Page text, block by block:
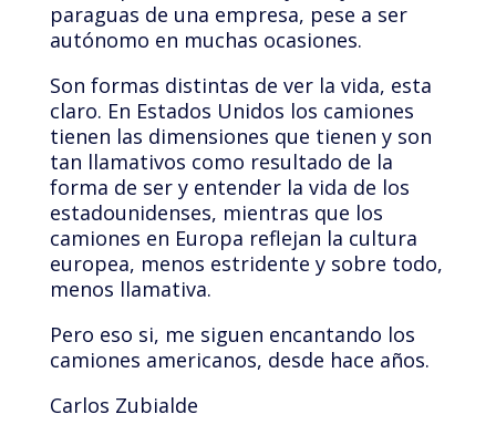
paraguas de una empresa, pese a ser
autónomo en muchas ocasiones.
Son formas distintas de ver la vida, esta
claro. En Estados Unidos los camiones
tienen las dimensiones que tienen y son
tan llamativos como resultado de la
forma de ser y entender la vida de los
estadounidenses, mientras que los
camiones en Europa reflejan la cultura
europea, menos estridente y sobre todo,
menos llamativa.
Pero eso si, me siguen encantando los
camiones americanos, desde hace años.
Carlos Zubialde